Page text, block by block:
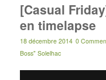
[Casual
en timelapse
18 décembre 2014 0
Boss" Solelhac